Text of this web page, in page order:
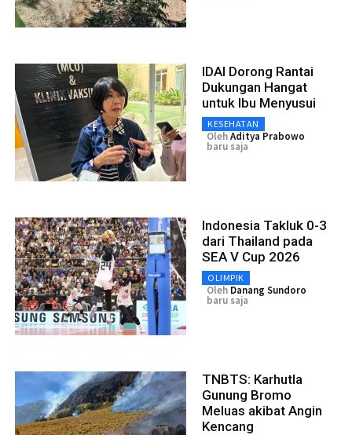
IDAI Dorong Rantai
Dukungan Hangat
untuk Ibu Menyusui
KESEHATAN
OlehAditya Prabowo
baru saja
Indonesia Takluk 0-3
dari Thailand pada
SEA V Cup 2026
OLIMPIK
Oleh Danang Sundoro
baru saja
TNBTS: Karhutla
Gunung Bromo
Meluas akibat Angin
Kencang